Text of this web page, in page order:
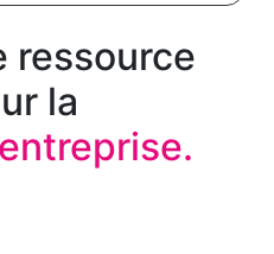
ressource
la